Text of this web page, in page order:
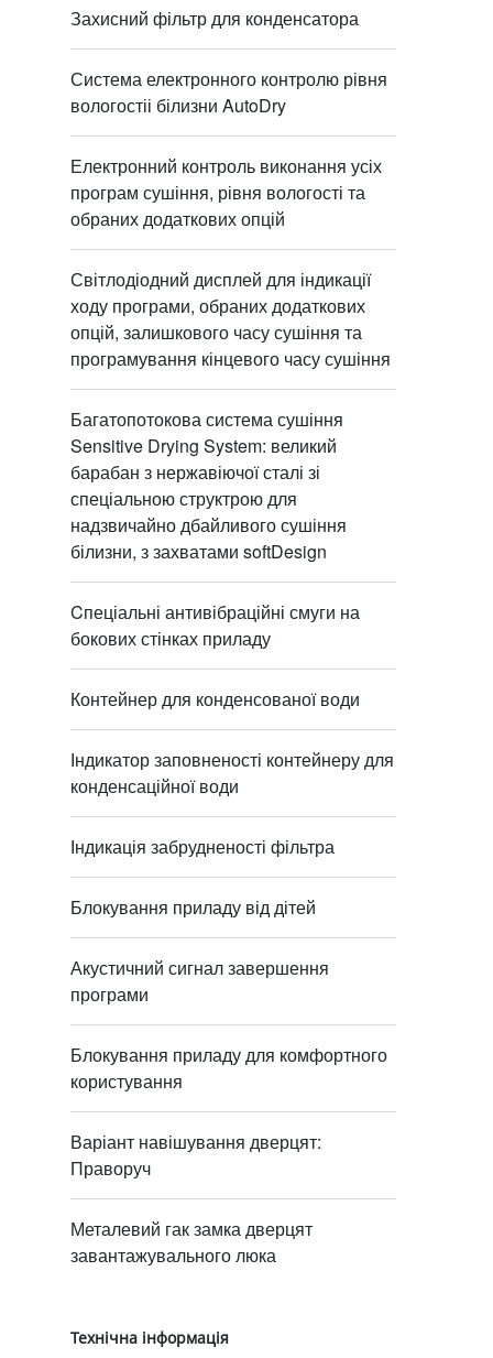
Захисний фільтр для конденсатора
Система електронного контролю рівня
вологостіі білизни AutoDry
Електронний контроль виконання усіх
програм сушіння, рівня вологості та
обраних додаткових опцій
Світлодіодний дисплей для індикації
ходу програми, обраних додаткових
опцій, залишкового часу сушіння та
програмування кінцевого часу сушіння
Багатопотокова система сушіння
Sensitive Drying System: великий
барабан з нержавіючої сталі зі
спеціальною структрою для
надзвичайно дбайливого сушіння
білизни, з захватами softDesign
Cпеціальні антивібраційні смуги на
бокових стінках приладу
Контейнер для конденсованої води
Індикатор заповненості контейнеру для
конденсаційної води
Індикація забрудненості фільтра
Блокування приладу від дітей
Акустичний сигнал завершення
програми
Блокування приладу для комфортного
користування
Варіант навішування дверцят:
Праворуч
Металевий гак замка дверцят
завантажувального люка
Технічна інформація